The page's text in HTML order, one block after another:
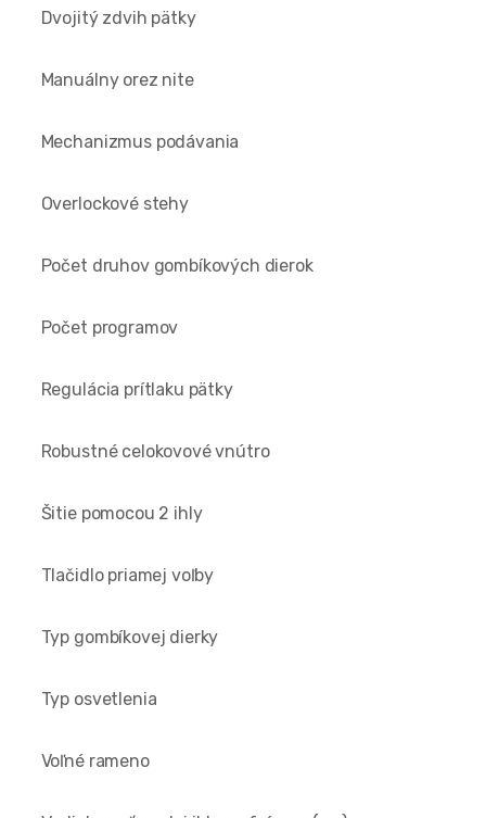
Dvojitý zdvih pätky
Manuálny orez nite
Mechanizmus podávania
Overlockové stehy
Počet druhov gombíkových dierok
Počet programov
Regulácia prítlaku pätky
Robustné celokovové vnútro
Šitie pomocou 2 ihly
Tlačidlo priamej voľby
Typ gombíkovej dierky
Typ osvetlenia
Voľné rameno